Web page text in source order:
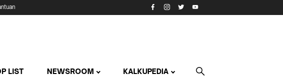
LIST NEWSROOM KALKUPEDIA